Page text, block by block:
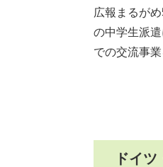
広報まるが
の中学生派
での交流事業
ドイ